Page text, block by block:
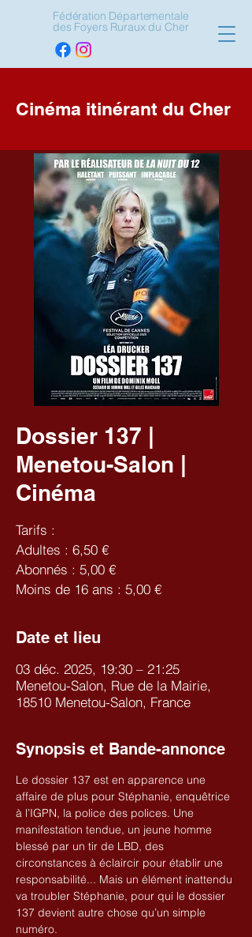
Fédération Départementale
des Foyers Ruraux du Cher
Cinéma itinérant du Cher
Dossier 137 |
Menetou-Salon |
Cinéma
Tarifs :
Adultes : 6,50 €
Abonnés : 5,00 €
Moins de 16 ans : 5,00 €
Date et lieu
03 déc. 2025, 19:30 – 21:25
Menetou-Salon, Rue de la Mairie,
18510 Menetou-Salon, France
Synopsis et Bande-annonce
Le dossier 137 est en apparence une
affaire de plus pour Stéphanie, enquêtrice
à l’IGPN, la police des polices. Une
manifestation tendue, un jeune homme
blessé par un tir de LBD, des
circonstances à éclaircir pour établir une
responsabilité... Mais un élément inattendu
va troubler Stéphanie, pour qui le dossier
137 devient autre chose qu’un simple
numéro.